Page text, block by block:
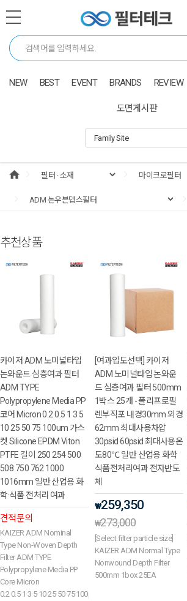
NEW BEST EVENT BRANDS REVIEW
도면게시판
추천상품
카이저 ADM 노미널타입
논와운드 심층여과 필터
ADM TYPE
Polypropylene Media PP
코어 Micron 0.2 0.5 1 3 5
10 25 50 75 100um 가스
켓 Silicone EPDM Viton
PTFE 길이 250 254 500
508 750 762 1000
1016mm 일반 산업용 화
학·식품 전처리 여과
견적문의
KAIZER ADM Nominal
Type Non-Woven Depth
Filter ADM TYPE
Polypropylene Media PP
Core Micron
0.2·0.5·1·3·5·10·25·50·75·100µm
[여과입도선택] 카이저
ADM 노미널타입 논와운
드 심층여과 필터 500mm
1박스 25개 - 폴리프로필
렌부직포 내경30mm 외경
62mm 최대사용차압
30psid 60psid 최대사용온
도80℃ 일반 산업용 화학
식품전처리여과 전자반도
체
₩259,350
₩273,000
[Select filter particle size]
KAIZER ADM Normal Type
Nonwound Depth Filter
500mm 1box 25EA